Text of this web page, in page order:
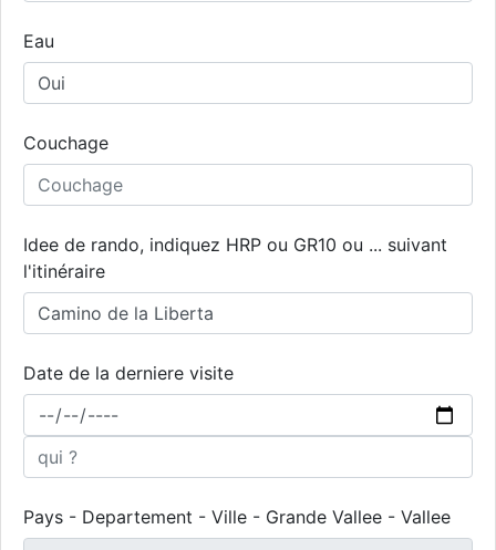
Eau
Couchage
Idee de rando, indiquez HRP ou GR10 ou ... suivant
l'itinéraire
Date de la derniere visite
Pays - Departement - Ville - Grande Vallee - Vallee